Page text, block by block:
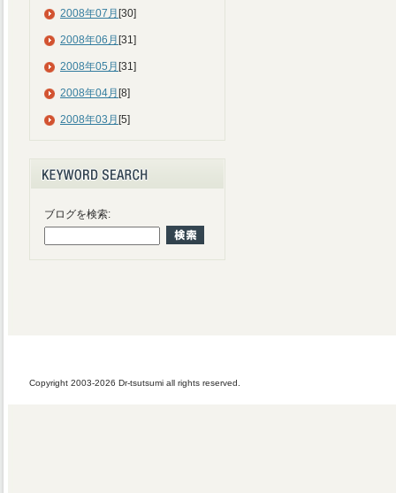
2008年07月 [30]
2008年06月 [31]
2008年05月 [31]
2008年04月 [8]
2008年03月 [5]
ブログを検索:
Copyright 2003-2026 Dr-tsutsumi all rights reserved.